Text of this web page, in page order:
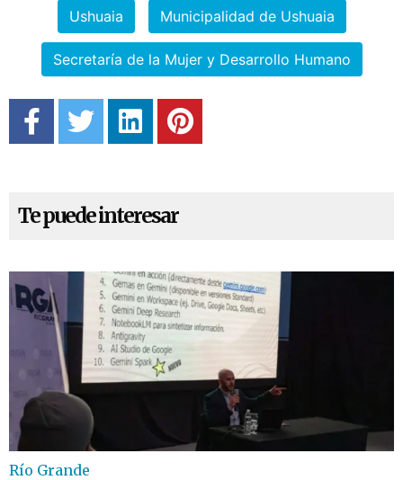
Ushuaia Municipalidad de Ushuaia
Secretaría de la Mujer y Desarrollo Humano
Te puede interesar
Río Grande